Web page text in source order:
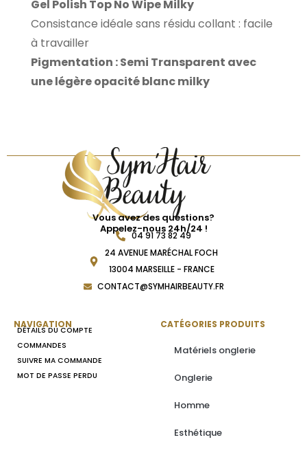
Gel Polish Top No Wipe Milky
Consistance idéale sans résidu collant : facile
à travailler
Pigmentation : Semi Transparent avec
une légère opacité blanc milky
Vous avez des questions?
Appelez-nous 24h/24 !
04 91 73 82 49
24 AVENUE MARÉCHAL FOCH
13004 MARSEILLE - FRANCE
CONTACT@SYMHAIRBEAUTY.FR
NAVIGATION
DÉTAILS DU COMPTE
COMMANDES
SUIVRE MA COMMANDE
MOT DE PASSE PERDU
CATÉGORIES PRODUITS
Matériels onglerie
Onglerie
Homme
Esthétique